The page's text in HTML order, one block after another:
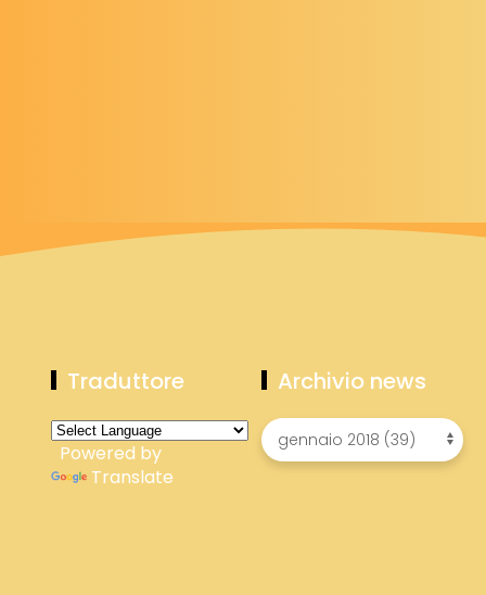
Traduttore
Powered by
Translate
Archivio news